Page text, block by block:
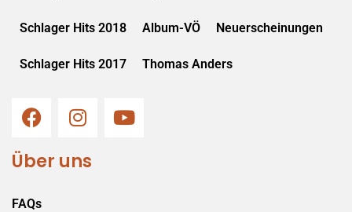
Schlager Hits 2018 Album-VÖ Neuerscheinungen
Schlager Hits 2017 Thomas Anders
Über uns
FAQs